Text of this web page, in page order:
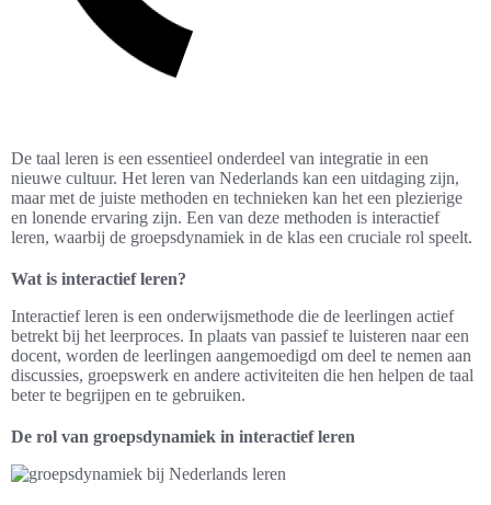
De taal leren is een essentieel onderdeel van integratie in een
nieuwe cultuur. Het leren van Nederlands kan een uitdaging zijn,
maar met de juiste methoden en technieken kan het een plezierige
en lonende ervaring zijn. Een van deze methoden is interactief
leren, waarbij de groepsdynamiek in de klas een cruciale rol speelt.
Wat is interactief leren?
Interactief leren is een onderwijsmethode die de leerlingen actief
betrekt bij het leerproces. In plaats van passief te luisteren naar een
docent, worden de leerlingen aangemoedigd om deel te nemen aan
discussies, groepswerk en andere activiteiten die hen helpen de taal
beter te begrijpen en te gebruiken.
De rol van groepsdynamiek in interactief leren